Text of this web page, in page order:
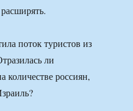
поток туристов из
ли
количестве россиян,